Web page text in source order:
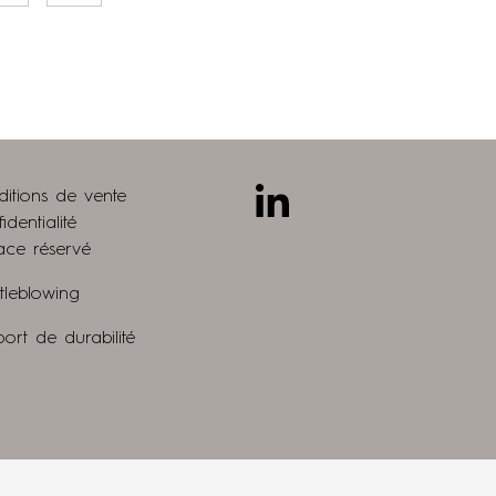
suivante page
de vente
réservé
de durabilité
Linkedin